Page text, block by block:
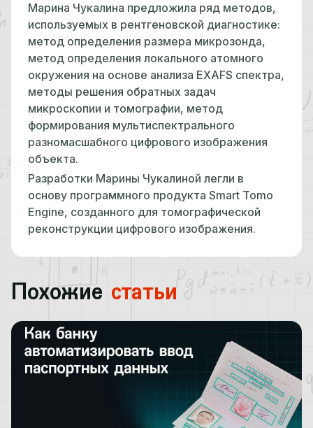
Марина Чукалина предложила ряд методов,
используемых в рентгеновской диагностике:
метод определения размера микрозонда,
метод определения локального атомного
окружения на основе анализа EXAFS спектра,
методы решения обратных задач
микроскопии и томографии, метод
формирования мультиспектрального
разномасшабного цифрового изображения
объекта.
Разработки Марины Чукалиной легли в
основу программного продукта Smart Tomo
Engine, созданного для томографической
реконструкции цифрового изображения.
Похожие статьи